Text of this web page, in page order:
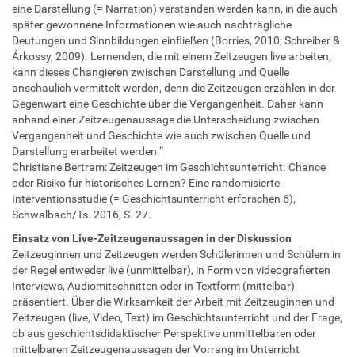
eine Darstellung (= Narration) verstanden werden kann, in die auch
später gewonnene Informationen wie auch nachträgliche
Deutungen und Sinnbildungen einfließen (Borries, 2010; Schreiber &
Árkossy, 2009). Lernenden, die mit einem Zeitzeugen live arbeiten,
kann dieses Changieren zwischen Darstellung und Quelle
anschaulich vermittelt werden, denn die Zeitzeugen erzählen in der
Gegenwart eine Geschichte über die Vergangenheit. Daher kann
anhand einer Zeitzeugenaussage die Unterscheidung zwischen
Vergangenheit und Geschichte wie auch zwischen Quelle und
Darstellung erarbeitet werden.“
Christiane Bertram: Zeitzeugen im Geschichtsunterricht. Chance
oder Risiko für historisches Lernen? Eine randomisierte
Interventionsstudie (= Geschichtsunterricht erforschen 6),
Schwalbach/Ts. 2016, S. 27.
Einsatz von Live-Zeitzeugenaussagen in der Diskussion
Zeitzeuginnen und Zeitzeugen werden Schülerinnen und Schülern in
der Regel entweder live (unmittelbar), in Form von videografierten
Interviews, Audiomitschnitten oder in Textform (mittelbar)
präsentiert. Über die Wirksamkeit der Arbeit mit Zeitzeuginnen und
Zeitzeugen (live, Video, Text) im Geschichtsunterricht und der Frage,
ob aus geschichtsdidaktischer Perspektive unmittelbaren oder
mittelbaren Zeitzeugenaussagen der Vorrang im Unterricht